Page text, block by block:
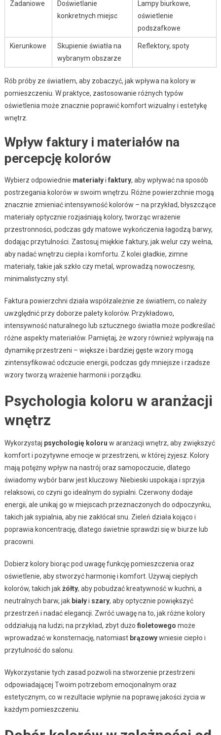
Zadaniowe
Doświetlanie
konkretnych miejsc
Lampy biurkowe,
oświetlenie
podszafkowe
Kierunkowe
Skupienie światła na
wybranym obszarze
Reflektory, spoty
Rób próby ze światłem, aby zobaczyć, jak wpływa na kolory w
pomieszczeniu. W praktyce, zastosowanie różnych typów
oświetlenia może znacznie poprawić komfort wizualny i estetykę
wnętrz.
Wpływ faktury i materiałów na
percepcję kolorów
Wybierz odpowiednie materiałyi faktury, aby wpływać na sposób
postrzegania kolorów w swoim wnętrzu. Różne powierzchnie mogą
znacznie zmieniać intensywność kolorów – na przykład, błyszczące
materiały optycznie rozjaśniają kolory, tworząc wrażenie
przestronności, podczas gdy matowe wykończenia łagodzą barwy,
dodając przytulności. Zastosuj miękkie faktury, jak welur czy wełna,
aby nadać wnętrzu ciepła i komfortu. Z kolei gładkie, zimne
materiały, takie jak szkło czy metal, wprowadzą nowoczesny,
minimalistyczny styl.
Faktura powierzchni działa współzależnie ze światłem, co należy
uwzględnić przy doborze palety kolorów. Przykładowo,
intensywność naturalnego lub sztucznego światła może podkreślać
różne aspekty materiałów. Pamiętaj, że wzory również wpływają na
dynamikę przestrzeni – większe i bardziej gęste wzory mogą
zintensyfikować odczucie energii, podczas gdy mniejsze i rzadsze
wzory tworzą wrażenie harmonii i porządku.
Psychologia koloru w aranżacji
wnętrz
Wykorzystaj psychologię koloru w aranżacji wnętrz, aby zwiększyć
komfort i pozytywne emocje w przestrzeni, w której żyjesz. Kolory
mają potężny wpływ na nastrój oraz samopoczucie, dlatego
świadomy wybór barw jest kluczowy. Niebieski uspokaja i sprzyja
relaksowi, co czyni go idealnym do sypialni. Czerwony dodaje
energii, ale unikaj go w miejscach przeznaczonych do odpoczynku,
takich jak sypialnia, aby nie zakłócał snu. Zieleń działa kojąco i
poprawia koncentrację, dlatego świetnie sprawdzi się w biurze lub
pracowni.
Dobierz kolory biorąc pod uwagę funkcję pomieszczenia oraz
oświetlenie, aby stworzyć harmonię i komfort. Używaj ciepłych
kolorów, takich jakżółty, aby pobudzać kreatywność w kuchni, a
neutralnych barw, jak białyi szary, aby optycznie powiększyć
przestrzeń i nadać elegancji. Zwróć uwagę na to, jak różne kolory
oddziałują na ludzi; na przykład, zbyt dużo fioletowego może
wprowadzać w konsternację, natomiast brązowywniesie ciepło i
przytulność do salonu.
Wykorzystanie tych zasad pozwoli na stworzenie przestrzeni
odpowiadającej Twoim potrzebom emocjonalnym oraz
estetycznym, co w rezultacie wpłynie na poprawę jakości życia w
każdym pomieszczeniu.